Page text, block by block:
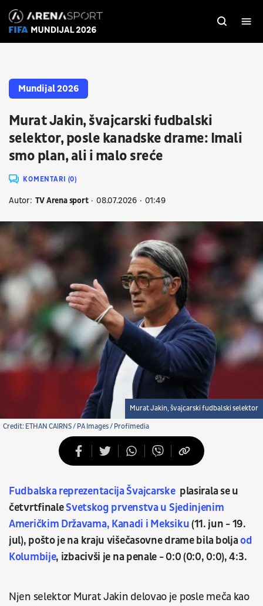
Mundijal 2026
Murat Jakin, švajcarski fudbalski
selektor, posle kanadske drame: Imali
smo plan, ali i malo sreće
KOMENTARI (0)
Autor: TV Arena sport 08.07.2026 01:49
Credit: ETHAN CAIRNS / PA Images / Profimedia
Murat Jakin, švajcarski fudbalski selektor
Fudbalska reprezentacija Švajcarske plasirala se u
četvrtfinaleSvetskog prvenstva u Sjedinjenim
Američkim Državama, Kanadi i Meksiku(11. jun - 19.
jul), pošto je na kraju višečasovne drame bila boljaod
Kolumbije, izbacivši je na penale - 0:0 (0:0, 0:0), 4:3.
Njen selektor Murat Jakin delovao je posle meča kao